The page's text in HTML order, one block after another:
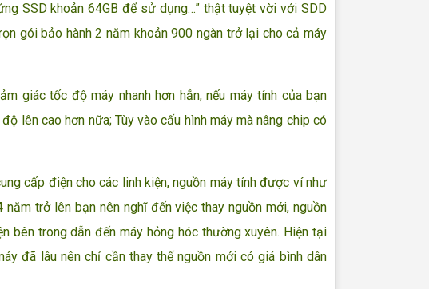
SSD khoản 64GB để sử dụng…” thật tuyệt vời với SDD
gói bảo hành 2 năm khoản 900 ngàn trở lại cho cả máy
giác tốc độ máy nhanh hơn hẳn, nếu máy tính của bạn
lên cao hơn nữa; Tùy vào cấu hình máy mà nâng chip có
cấp điện cho các linh kiện, nguồn máy tính được ví như
trở lên bạn nên nghĩ đến việc thay nguồn mới, nguồn
bên trong dẫn đến máy hỏng hóc thường xuyên. Hiện tại
đã lâu nên chỉ cần thay thế nguồn mới có giá bình dân